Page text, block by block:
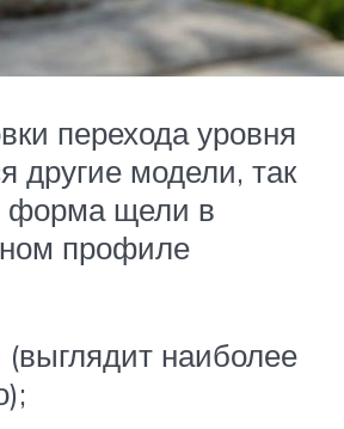
перехода уровня
другие модели, так
форма щели в
профиле
(выглядит наиболее